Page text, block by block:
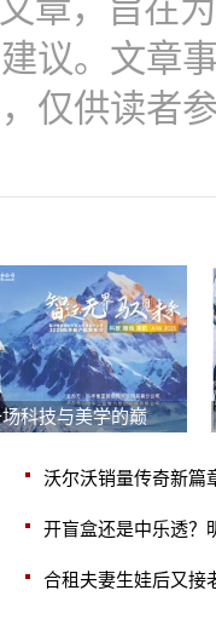
章，旨在
议。文章
仅供读者
科技与美学的巅
沃尔沃销量传奇新篇
开盲盒还是中乐透？
合租夫妻生娃后又接